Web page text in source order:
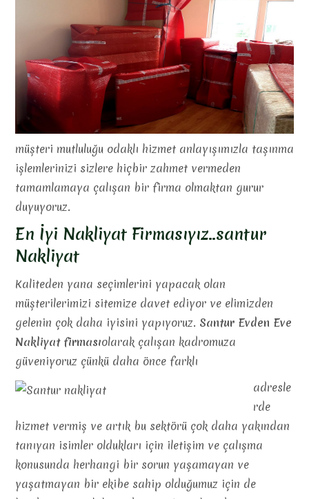
müşteri mutluluğu odaklı hizmet anlayışımızla taşınma
işlemlerinizi sizlere hiçbir zahmet vermeden
tamamlamaya çalışan bir firma olmaktan gurur
duyuyoruz.
En İyi Nakliyat Firmasıyız..santur
Nakliyat
Kaliteden yana seçimlerini yapacak olan
müşterilerimizi sitemize davet ediyor ve elimizden
gelenin çok daha iyisini yapıyoruz. Santur Evden Eve
Nakliyat firmasıolarak çalışan kadromuza
güveniyoruz çünkü daha önce farklı
adresle
rde
hizmet vermiş ve artık bu sektörü çok daha yakından
tanıyan isimler oldukları için iletişim ve çalışma
konusunda herhangi bir sorun yaşamayan ve
yaşatmayan bir ekibe sahip olduğumuz için de